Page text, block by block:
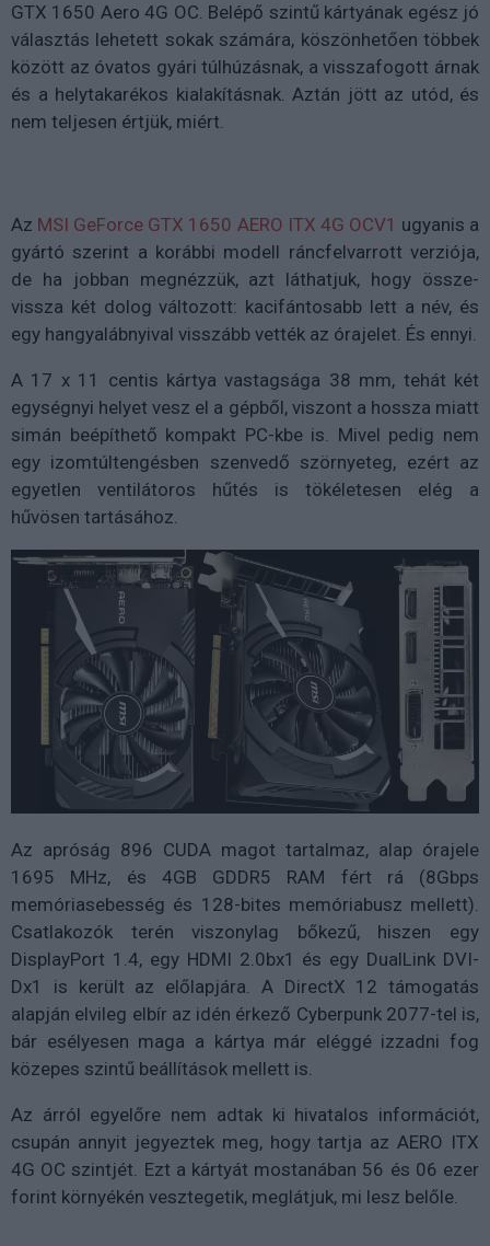
GTX 1650 Aero 4G OC. Belépő szintű kártyának egész jó
választás lehetett sokak számára, köszönhetően többek
között az óvatos gyári túlhúzásnak, a visszafogott árnak
és a helytakarékos kialakításnak. Aztán jött az utód, és
nem teljesen értjük, miért.
Az MSI GeForce GTX 1650 AERO ITX 4G OCV1 ugyanis a
gyártó szerint a korábbi modell ráncfelvarrott verziója,
de ha jobban megnézzük, azt láthatjuk, hogy össze-
vissza két dolog változott: kacifántosabb lett a név, és
egy hangyalábnyival visszább vették az órajelet. És ennyi.
A 17 x 11 centis kártya vastagsága 38 mm, tehát két
egységnyi helyet vesz el a gépből, viszont a hossza miatt
simán beépíthető kompakt PC-kbe is. Mivel pedig nem
egy izomtúltengésben szenvedő szörnyeteg, ezért az
egyetlen ventilátoros hűtés is tökéletesen elég a
hűvösen tartásához.
Az apróság 896 CUDA magot tartalmaz, alap órajele
1695 MHz, és 4GB GDDR5 RAM fért rá (8Gbps
memóriasebesség és 128-bites memóriabusz mellett).
Csatlakozók terén viszonylag bőkezű, hiszen egy
DisplayPort 1.4, egy HDMI 2.0bx1 és egy DualLink DVI-
Dx1 is került az előlapjára. A DirectX 12 támogatás
alapján elvileg elbír az idén érkező Cyberpunk 2077-tel is,
bár esélyesen maga a kártya már eléggé izzadni fog
közepes szintű beállítások mellett is.
Az árról egyelőre nem adtak ki hivatalos információt,
csupán annyit jegyeztek meg, hogy tartja az AERO ITX
4G OC szintjét. Ezt a kártyát mostanában 56 és 06 ezer
forint környékén vesztegetik, meglátjuk, mi lesz belőle.